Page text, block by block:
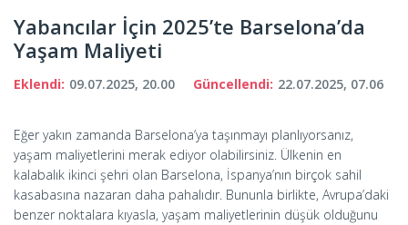
Yabancılar İçin 2025’te Barselona’da
Yaşam Maliyeti
Eklendi: 09.07.2025, 20.00 Güncellendi: 22.07.2025, 07.06
Eğer yakın zamanda Barselona’ya taşınmayı planlıyorsanız,
yaşam maliyetlerini merak ediyor olabilirsiniz. Ülkenin en
kalabalık ikinci şehri olan Barselona, İspanya’nın birçok sahil
kasabasına nazaran daha pahalıdır. Bununla birlikte, Avrupa’daki
benzer noktalara kıyasla, yaşam maliyetlerinin düşük olduğunu